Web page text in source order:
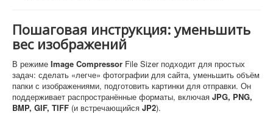
Пошаговая инструкция: уменьшить
вес изображений
В режиме Image Compressor File Sizer подходит для простых
задач: сделать «легче» фотографии для сайта, уменьшить объём
папки с изображениями, подготовить картинки для отправки. Он
поддерживает распространённые форматы, включая JPG, PNG,
BMP, GIF, TIFF (и встречающийся JP2).